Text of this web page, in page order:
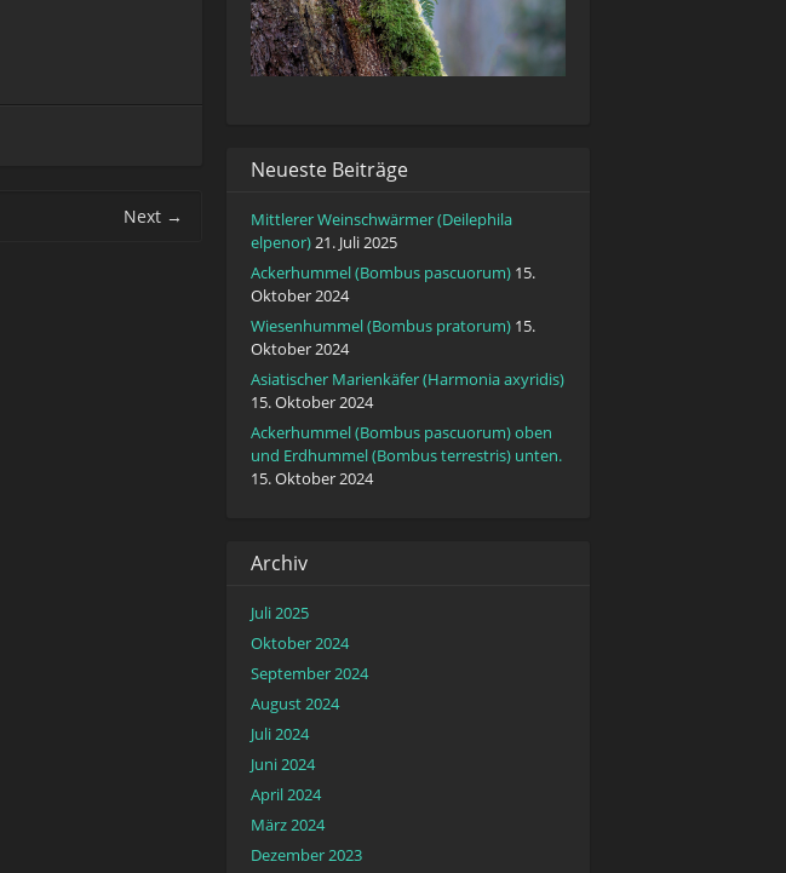
Next →
Neueste Beiträge
Mittlerer Weinschwärmer (Deilephila
elpenor)21. Juli 2025
Ackerhummel (Bombus pascuorum) 15.
Oktober 2024
Wiesenhummel (Bombus pratorum) 15.
Oktober 2024
Asiatischer Marienkäfer (Harmonia axyridis)
15. Oktober 2024
Ackerhummel (Bombus pascuorum) oben
und Erdhummel (Bombus terrestris) unten.
15. Oktober 2024
Archiv
Juli 2025
Oktober 2024
September 2024
August 2024
Juli 2024
Juni 2024
April 2024
März 2024
Dezember 2023